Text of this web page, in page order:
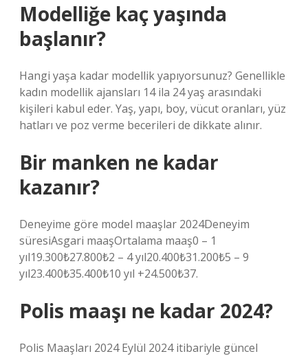
Modelliğe kaç yaşında
başlanır?
Hangi yaşa kadar modellik yapıyorsunuz? Genellikle
kadın modellik ajansları 14 ila 24 yaş arasındaki
kişileri kabul eder. Yaş, yapı, boy, vücut oranları, yüz
hatları ve poz verme becerileri de dikkate alınır.
Bir manken ne kadar
kazanır?
Deneyime göre model maaşlar 2024Deneyim
süresiAsgari maaşOrtalama maaş0 – 1
yıl19.300₺27.800₺2 – 4 yıl20.400₺31.200₺5 – 9
yıl23.400₺35.400₺10 yıl +24.500₺37.
Polis maaşı ne kadar 2024?
Polis Maaşları 2024 Eylül 2024 itibariyle güncel